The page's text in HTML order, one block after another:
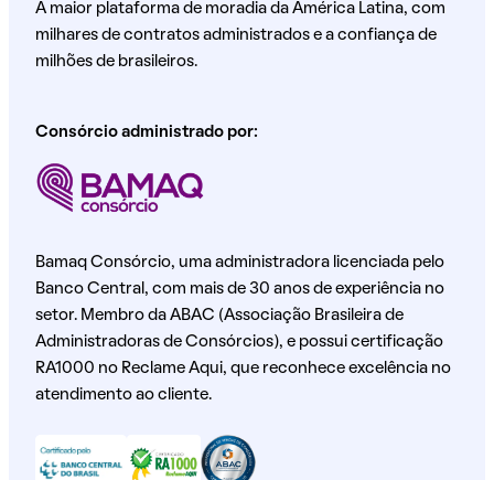
A maior plataforma de moradia da América Latina, com
milhares de contratos administrados e a confiança de
milhões de brasileiros.
Consórcio administrado por:
Bamaq Consórcio, uma administradora licenciada pelo
Banco Central, com mais de 30 anos de experiência no
setor. Membro da ABAC (Associação Brasileira de
Administradoras de Consórcios), e possui certificação
RA1000 no Reclame Aqui, que reconhece excelência no
atendimento ao cliente.